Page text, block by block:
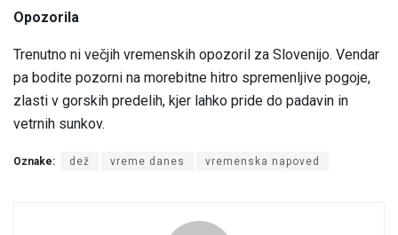
Opozorila
Trenutno ni večjih vremenskih opozoril za Slovenijo. Vendar
pa bodite pozorni na morebitne hitro spremenljive pogoje,
zlasti v gorskih predelih, kjer lahko pride do padavin in
vetrnih sunkov.
Oznake: dež vreme danes vremenska napoved